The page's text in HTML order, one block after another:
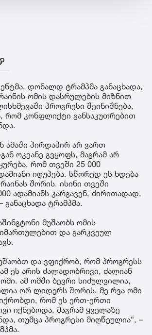
დონალდ ტრამპმა განაცხადა,
ომის დასრულების მიზნით
პროგრესი შეინიშნება,
რომ კონფლიქტი განსაკუთრებით
ამაში პირდაპირ არ ვართ
ოკეანე გვყოფს, მაგრამ არ
რომ თვეში 25 000
იღუპება. სწორედ ეს ხდება
შორის. ისინი თვეში
ადამიანს კარგავენ, ძირითადად,
განაცხადა ტრამპმა.
მუშაობს ომის
და გარკვეულ
და ვფიქრობ, რომ პროგრესს
ეს არის ძალადობრივი, ძალიან
ამ ომში ბევრი სიძულვილია,
ორ ლიდერს შორის. მე რვა ომი
რომ ეს ერთ-ერთი
იქნებოდა, მაგრამ ყველაზე
თუმცა პროგრესი მიღწეულია“, –